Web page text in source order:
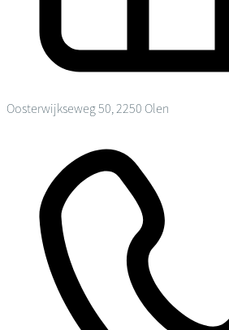
Oosterwijkseweg 50, 2250 Olen